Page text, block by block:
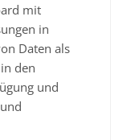
mit
in
Daten als
den
und